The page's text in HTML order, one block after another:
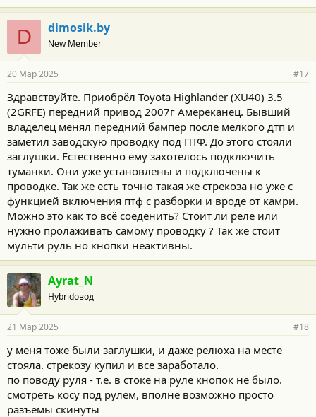
D dimosik.by
New Member
20 Мар 2025 #17
Здравствуйте. Приобрёл Toyota Highlander (XU40) 3.5
(2GRFE) передний привод 2007г Амереканец. Бывший
владелец менял передний бампер после мелкого дтп и
заметил заводскую проводку под ПТФ. До этого стояли
заглушки. Естественно ему захотелось подключить
туманки. Они уже установлены и подключены к
проводке. Так же есть точно такая же стрекоза но уже с
функцией включения птф с разборки и вроде от камри.
Можно это как то всё соеденить? Стоит ли реле или
нужно пролаживать самому проводку ? Так же стоит
мульти руль но кнопки неактивны.
Ayrat_N
Hybridовод
21 Мар 2025 #18
у меня тоже были заглушки, и даже релюха на месте
стояла. стрекозу купил и все заработало.
по поводу руля - т.е. в стоке на руле кнопок не было.
смотреть косу под рулем, вполне возможно просто
разъемы скинуты